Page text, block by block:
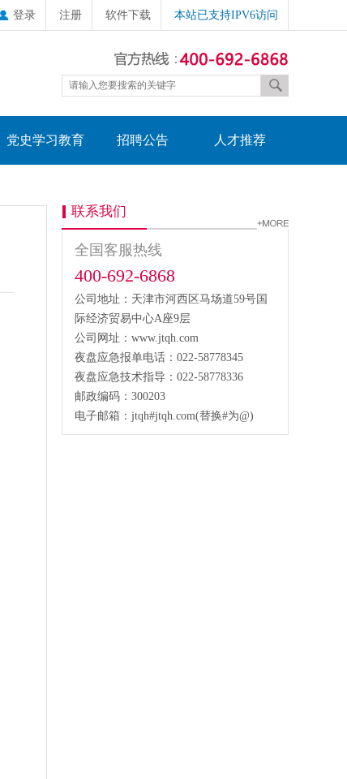
登录 注册 软件下载 本站已支持IPV6访问
党史学习教育 招聘公告 人才推荐
联系我们
全国客服热线
400-692-6868
公司地址：天津市河西区马场道59号国
际经济贸易中心A座9层
公司网址：www.jtqh.com
夜盘应急报单电话：022-58778345
夜盘应急技术指导：022-58778336
邮政编码：300203
电子邮箱：jtqh#jtqh.com(替换#为@)